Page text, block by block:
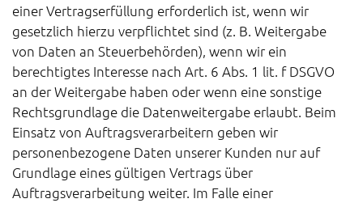
einer Vertragserfüllung erforderlich ist, wenn wir
gesetzlich hierzu verpflichtet sind (z. B. Weitergabe
von Daten an Steuerbehörden), wenn wir ein
berechtigtes Interesse nach Art. 6 Abs. 1 lit. f DSGVO
an der Weitergabe haben oder wenn eine sonstige
Rechtsgrundlage die Datenweitergabe erlaubt. Beim
Einsatz von Auftragsverarbeitern geben wir
personenbezogene Daten unserer Kunden nur auf
Grundlage eines gültigen Vertrags über
Auftragsverarbeitung weiter. Im Falle einer